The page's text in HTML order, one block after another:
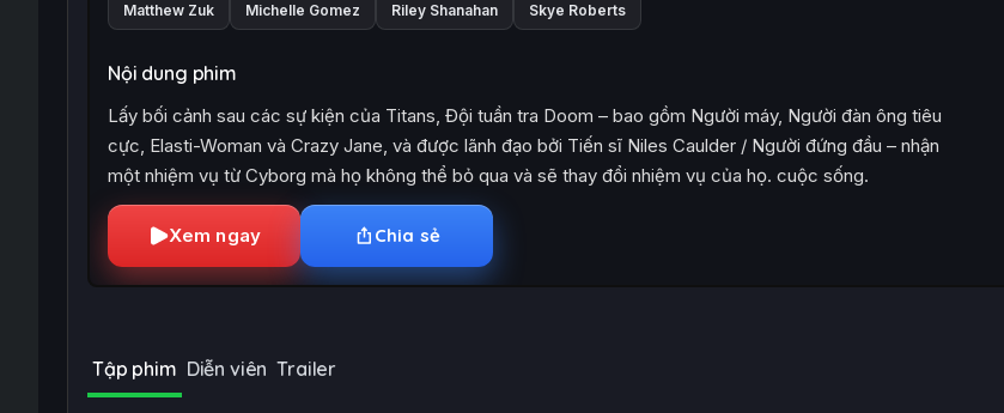
Matthew Zuk Michelle Gomez Riley Shanahan Skye Roberts
Nội dung phim
Lấy bối cảnh sau các sự kiện của Titans, Đội tuần tra Doom – bao gồm Người máy, Người đàn ông tiêu
cực, Elasti-Woman và Crazy Jane, và được lãnh đạo bởi Tiến sĩ Niles Caulder / Người đứng đầu – nhận
một nhiệm vụ từ Cyborg mà họ không thể bỏ qua và sẽ thay đổi nhiệm vụ của họ. cuộc sống.
Xem ngay Chia sẻ
Tập phim Diễn viên Trailer